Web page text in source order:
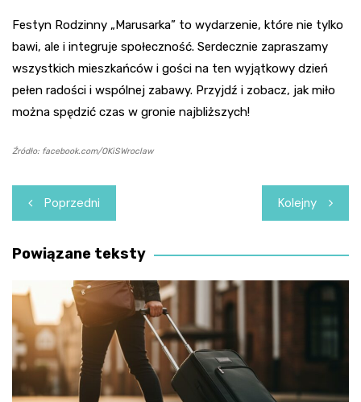
Festyn Rodzinny „Marusarka” to wydarzenie, które nie tylko
bawi, ale i integruje społeczność. Serdecznie zapraszamy
wszystkich mieszkańców i gości na ten wyjątkowy dzień
pełen radości i wspólnej zabawy. Przyjdź i zobacz, jak miło
można spędzić czas w gronie najbliższych!
Źródło: facebook.com/OKiSWroclaw
Nawigacja
wpisu
Poprzedni Kolejny
Powiązane teksty